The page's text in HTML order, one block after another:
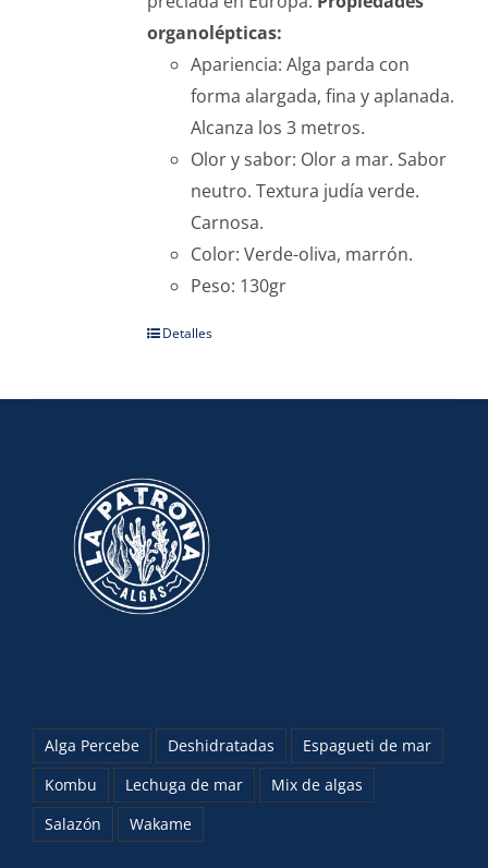
organolépticas:
Apariencia: Alga parda con
forma alargada, fina y aplanada.
Alcanza los 3 metros.
Olor y sabor: Olor a mar. Sabor
neutro. Textura judía verde.
Carnosa.
Color: Verde-oliva, marrón.
Peso: 130gr
Detalles
Alga Percebe Deshidratadas
Espagueti de mar
Kombu
Lechuga de mar
Mix de algas
Salazón
Wakame